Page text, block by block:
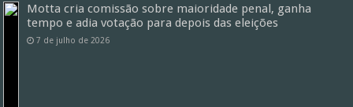
Motta cria comissão sobre maioridade penal, ganha
tempo e adia votação para depois das eleições
7 de julho de 2026